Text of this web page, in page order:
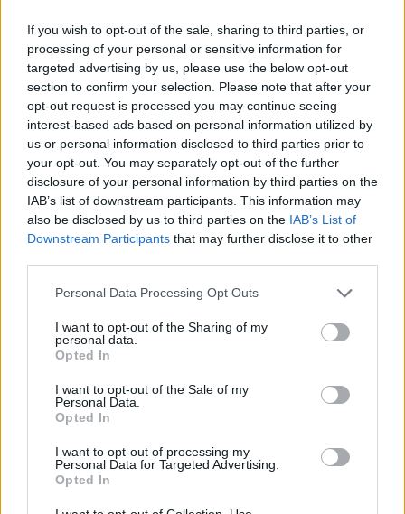
If you wish to opt-out of the sale, sharing to third parties, or
processing of your personal or sensitive information for
targeted advertising by us, please use the below opt-out
section to confirm your selection. Please note that after your
opt-out request is processed you may continue seeing
interest-based ads based on personal information utilized by
us or personal information disclosed to third parties prior to
your opt-out. You may separately opt-out of the further
disclosure of your personal information by third parties on the
IAB’s list of downstream participants. This information may
also be disclosed by us to third parties on the IAB’s List of
Downstream Participants that may further disclose it to other
Please note that this website/app uses one or more Google
not limited to your visit or usage behaviour. You may click to
grant or deny consent to Google and its third-party tags to
use your data for below specified purposes in below Google
consent section.
Personal Data Processing Opt Outs
I want to opt-out of the Sharing of my
personal data.
Opted In
I want to opt-out of the Sale of my
Personal Data.
Opted In
I want to opt-out of processing my
Personal Data for Targeted Advertising.
Opted In
Nem kevesebb, mint 2 millió dollárt (ez ugye 600
millió forint) adtak egy 1985-ös bontatlan Super
Mario Bros videójátékért, ami ezzel minden idők ...
Abramovics 610 millió dolláros
szuperjachtja
Kívül tágasabb• 2021. augusztus 09.